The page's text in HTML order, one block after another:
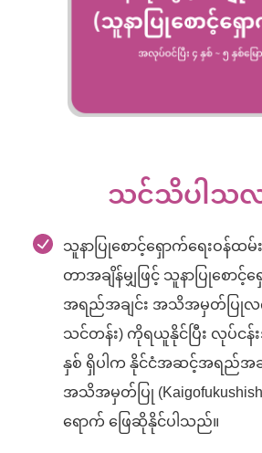
သင်သိပါသလ
သူနာပြုစောင့်ရှောက်ရေးဝန်ထမ်
တာအချိန်မျှဖြင့် သူနာပြုစောင့်
အရည်အချင်း အသိအမှတ်ပ
သင်တန်း) ကိုရယူနိုင်ပြီး လုပ်င
နှစ် ရှိပါက နိုင်ငံအဆင့်အရည်အခ
အသိအမှတ်ပြု
ရောက် ဖြေဆိုနိုင်ပါသည်။